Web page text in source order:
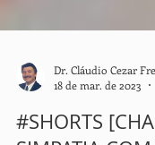
18 de mar. de 2023